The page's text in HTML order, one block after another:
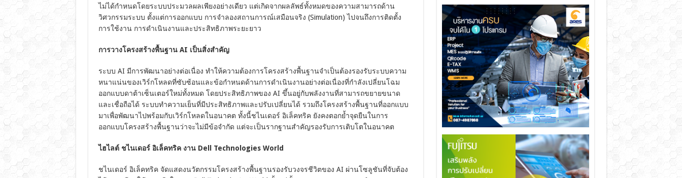
ไม่ได้กำหนดโดยระบบประมวลผลเพียงอย่างเดียว แต่เกิดจากผลลัพธ์ทั้งหมดของความสามารถด้าน
วิศวกรรมระบบ ตั้งแต่การออกแบบ การจำลองสถานการณ์เสมือนจริง (Simulation) ไปจนถึงการติดตั้ง
การใช้งาน การดำเนินงานและประสิทธิภาพระยะยาว
การวางโครงสร้างพื้นฐาน AI เป็นสิ่งสำคัญ
ระบบ AI มีการพัฒนาอย่างต่อเนื่อง ทำให้ความต้องการโครงสร้างพื้นฐานจำเป็นต้องรองรับระบบความ
หนาแน่นของเวิร์กโหลดที่ซับซ้อนและข้อกำหนดด้านการดำเนินงานอย่างต่อเนื่องที่กำลังเปลี่ยนโฉม
ออกแบบดาต้าเซ็นเตอร์ใหม่ทั้งหมด โดยประสิทธิภาพของ AI ขึ้นอยู่กับพลังงานที่สามารถขยายขนาด
และเชื่อถือได้ ระบบทำความเย็นที่มีประสิทธิภาพและปรับเปลี่ยนได้ รวมถึงโครงสร้างพื้นฐานที่ออกแบบ
มาเพื่อพัฒนาไปพร้อมกับเวิร์กโหลดในอนาคต ทั้งนี้ชไนเดอร์ อิเล็คทริค ยังคงตอกย้ำจุดยืนในการ
ออกแบบโครงสร้างพื้นฐานว่าจะไม่มีข้อจำกัด แต่จะเป็นรากฐานสำคัญรองรับการเติบโตในอนาคต
ไฮไลต์ ชไนเดอร์ อิเล็คทริค งาน Dell Technologies World
ชไนเดอร์ อิเล็คทริค จัดแสดงนวัตกรรมโครงสร้างพื้นฐานรองรับวงจรชีวิตของ AI ผ่านโซลูชันที่จับต้อง